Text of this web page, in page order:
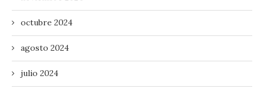
octubre 2024
agosto 2024
julio 2024